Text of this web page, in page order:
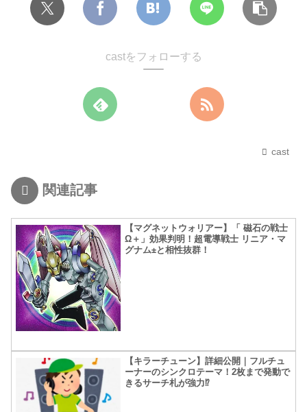
castをフォローする
cast
関連記事
【マグネットウォリアー】「 磁石の戦士
Ω＋」効果判明！超電導戦士 リニア・マ
グナム±と相性抜群！
【キラーチューン】詳細公開｜フルチュ
ーナーのシンクロテーマ！2枚まで発動で
きるサーチ札が強力⁉